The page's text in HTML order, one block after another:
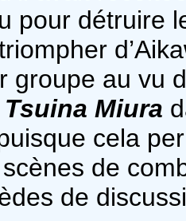
pour détruire
groupe au vu
Tsuina Miura
cela
de
de